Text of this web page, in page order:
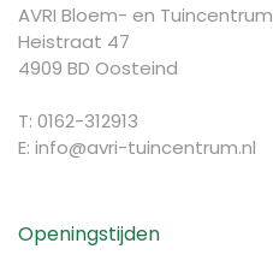
AVRI Bloem- en Tuincentrum
Heistraat 47
4909 BD Oosteind
T: 0162-312913
E: info@avri-tuincentrum.nl
Openingstijden